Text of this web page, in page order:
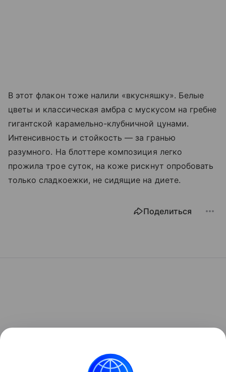
В этот флакон тоже налили «вкусняшку». Белые
цветы и классическая амбра с мускусом на гребне
гигантской карамельно-клубничной цунами.
Интенсивность и стойкость — за гранью
разумного. На блоттере композиция легко
прожила трое суток, на коже рискнут опробовать
только сладкоежки, не сидящие на диете.
Поделиться